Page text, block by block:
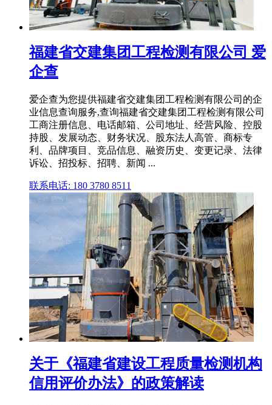
福建省交建集团工程检测有限公司 爱
企查
爱企查为您提供福建省交建集团工程检测有限公司的企
业信息查询服务,查询福建省交建集团工程检测有限公司
工商注册信息、电话邮箱、公司地址、经营风险、控股
持股、发展动态、财务状况、股东法人高管、商标专
利、品牌项目、竞品信息、融资历史、变更记录、法律
诉讼、招投标、招聘、新闻 ...
联系电话: 180 3780 8511
关于《福建省建设工程质量检测机构
信用评价办法》的政策解读